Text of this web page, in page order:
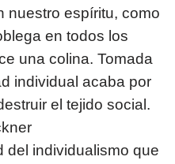
nuestro espíritu, como
en todos los
una colina. Tomada
individual acaba por
el tejido social.
del individualismo que